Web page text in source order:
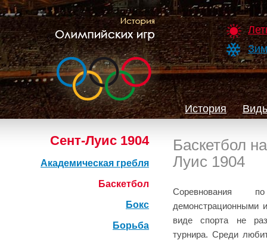
История
Сент-Луис 1904
Академическая гребля
Баскетбол
Бокс
Борьба
Баскетбол
Луис 1904
Соревнования
демонстрационными
виде спорта не
турнира. Среди